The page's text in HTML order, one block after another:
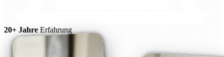
20+ Jahre Erfahrung